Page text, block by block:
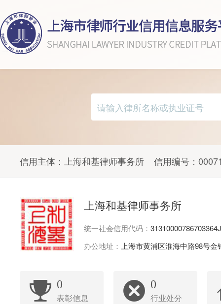
信用主体： 上海和基律师事务所 信用编号：
上海和基律师事务所
统一社会信用代码： 31310000786703364J
办公地址： 上海市黄浦区淮海中路98号金
0
表彰信息
0
行业处分